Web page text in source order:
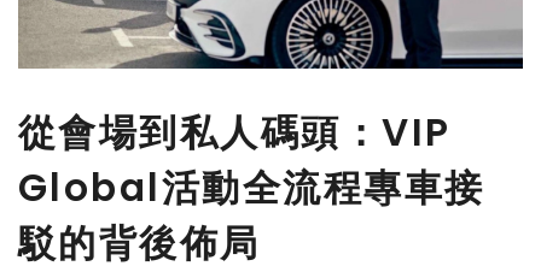
從會場到私人碼頭：VIP
Global活動全流程專車接
駁的背後佈局